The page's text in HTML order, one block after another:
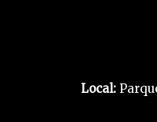
Local: